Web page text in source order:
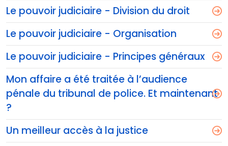
Le pouvoir judiciaire - Division du droit
Le pouvoir judiciaire - Organisation
Le pouvoir judiciaire - Principes généraux
Mon affaire a été traitée à l’audience
pénale du tribunal de police. Et maintenant
?
Un meilleur accès à la justice